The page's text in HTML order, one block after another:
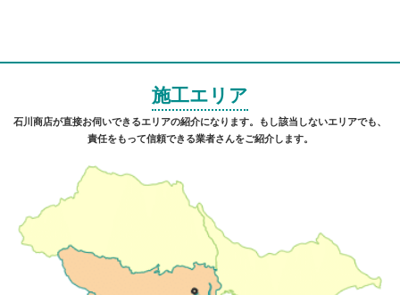
施工エリア
石川商店が直接お伺いできるエリアの紹介になります。もし該当しないエリアでも、
責任をもって信頼できる業者さんをご紹介します。